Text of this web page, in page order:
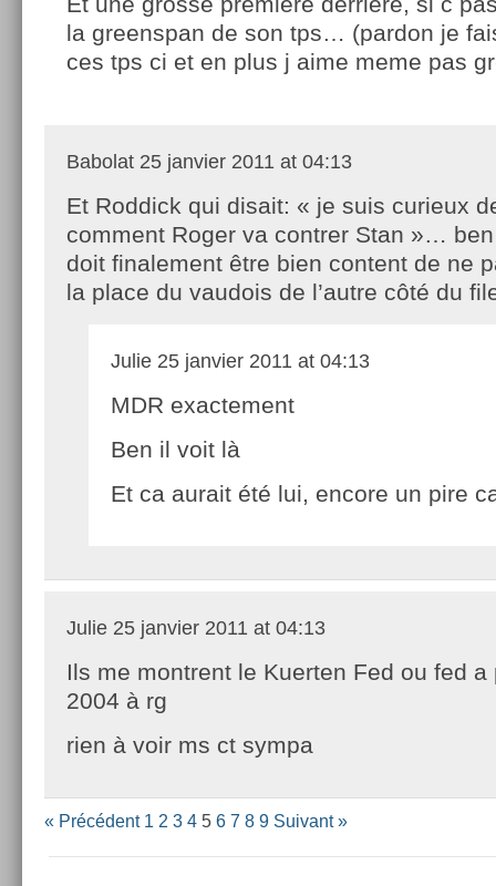
la greenspan de son tps… (pardon je
ces tps ci et en plus j aime meme pas
Babolat 25 janvier 2011 at 04:13
Et Roddick qui disait: « je suis curieux
comment Roger va contrer Stan »…
doit finalement être bien content de ne
la place du vaudois de l’autre côté du
Julie 25 janvier 2011 at 04:13
MDR exactement
Ben il voit là
Et ca aurait été lui, encore un pire
Julie 25 janvier 2011 at 04:13
Ils me montrent le Kuerten Fed ou fed a
2004 à rg
rien à voir ms ct sympa
« Précédent 1 2 3 4 5 6 7 8 9 Suivant »